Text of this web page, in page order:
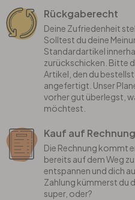
Rückgaberecht
Deine Zufriedenheit
Solltest du deine
Standardartikel
zurückschicken. Bitte
Artikel, den du
angefertigt. Unser
vorher gut überlegst,
möchtest.
Kauf auf Rechnung
Die Rechnung kommt
bereits auf dem Weg
entspannen und dich
Zahlung kümmerst du
super, oder?